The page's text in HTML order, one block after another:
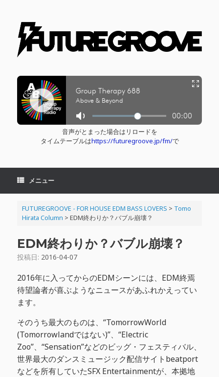
音声がとまった場合はリロードを
タイムテーブルはhttps://futuregroove.jp/fm/で
メニュー
FUTUREGROOVE - FOR HOUSE EDM BASS LOVERS > Tomo
Hirata Column > EDM終わりか？バブル崩壊？
EDM終わりか？バブル崩壊？
投稿日: 2016-04-07
2016年に入ってからのEDMシーンには、EDM終焉
待望論者が喜ぶようなニュースがあふれかえってい
ます。
そのうち最大のものは、“TomorrowWorld
(Tomorrowlandではない)”、“Electric
Zoo”、“Sensation”などのビッグ・フェスティバル、
世界最大のダンスミュージック配信サイトbeatport
などを所有していたSFX Entertainmentが、本拠地